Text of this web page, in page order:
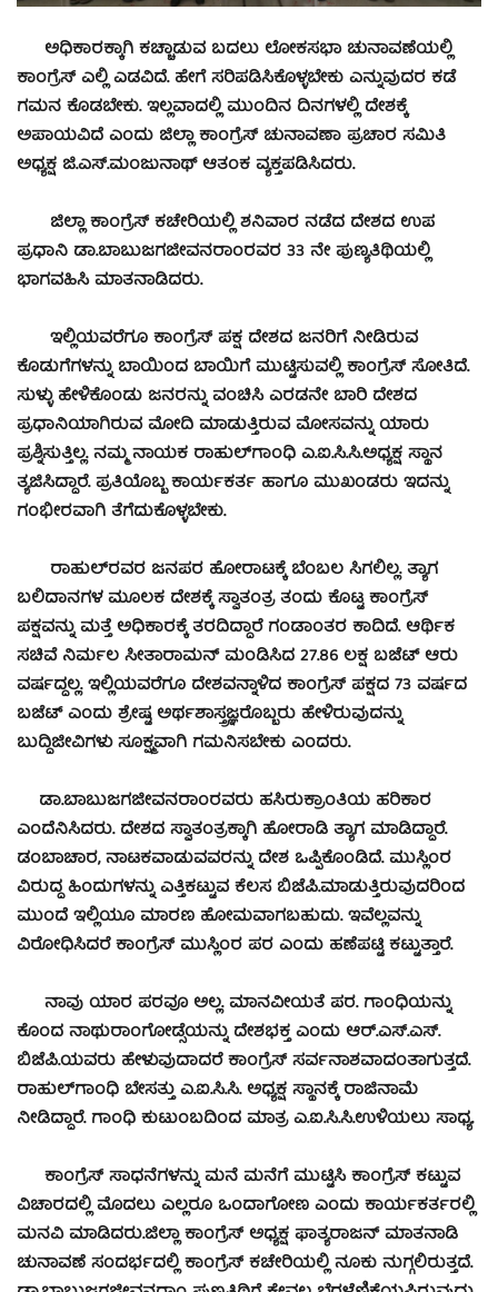
ಅಧಿಕಾರಕ್ಕಾಗಿ ಕಚ್ಚಾಡುವ ಬದಲು ಲೋಕಸಭಾ ಚುನಾವಣೆಯಲ್ಲಿ
ಕಾಂಗ್ರೆಸ್ ಎಲ್ಲಿ ಎಡವಿದೆ. ಹೇಗೆ ಸರಿಪಡಿಸಿಕೊಳ್ಳಬೇಕು ಎನ್ನುವುದರ ಕಡೆ
ಗಮನ ಕೊಡಬೇಕು. ಇಲ್ಲವಾದಲ್ಲಿ ಮುಂದಿನ ದಿನಗಳಲ್ಲಿ ದೇಶಕ್ಕೆ
ಅಪಾಯವಿದೆ ಎಂದು ಜಿಲ್ಲಾ ಕಾಂಗ್ರೆಸ್ ಚುನಾವಣಾ ಪ್ರಚಾರ ಸಮಿತಿ
ಅಧ್ಯಕ್ಷ ಜಿ.ಎಸ್.ಮಂಜುನಾಥ್ ಆತಂಕ ವ್ಯಕ್ತಪಡಿಸಿದರು.
ಜಿಲ್ಲಾ ಕಾಂಗ್ರೆಸ್ ಕಚೇರಿಯಲ್ಲಿ ಶನಿವಾರ ನಡೆದ ದೇಶದ ಉಪ
ಪ್ರಧಾನಿ ಡಾ.ಬಾಬುಜಗಜೀವನರಾಂರವರ 33 ನೇ ಪುಣ್ಯತಿಥಿಯಲ್ಲಿ
ಭಾಗವಹಿಸಿ ಮಾತನಾಡಿದರು.
ಇಲ್ಲಿಯವರೆಗೂ ಕಾಂಗ್ರೆಸ್ ಪಕ್ಷ ದೇಶದ ಜನರಿಗೆ ನೀಡಿರುವ
ಕೊಡುಗೆಗಳನ್ನು ಬಾಯಿಂದ ಬಾಯಿಗೆ ಮುಟ್ಟಿಸುವಲ್ಲಿ ಕಾಂಗ್ರೆಸ್ ಸೋತಿದೆ.
ಸುಳ್ಳು ಹೇಳಿಕೊಂಡು ಜನರನ್ನು ವಂಚಿಸಿ ಎರಡನೇ ಬಾರಿ ದೇಶದ
ಪ್ರಧಾನಿಯಾಗಿರುವ ಮೋದಿ ಮಾಡುತ್ತಿರುವ ಮೋಸವನ್ನು ಯಾರು
ಪ್ರಶ್ನಿಸುತ್ತಿಲ್ಲ. ನಮ್ಮ ನಾಯಕ ರಾಹುಲ್‍ಗಾಂಧಿ ಎ.ಐ.ಸಿ.ಸಿ.ಅಧ್ಯಕ್ಷ ಸ್ಥಾನ
ತ್ಯಜಿಸಿದ್ದಾರೆ. ಪ್ರತಿಯೊಬ್ಬ ಕಾರ್ಯಕರ್ತ ಹಾಗೂ ಮುಖಂಡರು ಇದನ್ನು
ಗಂಭೀರವಾಗಿ ತೆಗೆದುಕೊಳ್ಳಬೇಕು.
ರಾಹುಲ್‍ರವರ ಜನಪರ ಹೋರಾಟಕ್ಕೆ ಬೆಂಬಲ ಸಿಗಲಿಲ್ಲ. ತ್ಯಾಗ
ಬಲಿದಾನಗಳ ಮೂಲಕ ದೇಶಕ್ಕೆ ಸ್ವಾತಂತ್ರ ತಂದು ಕೊಟ್ಟ ಕಾಂಗ್ರೆಸ್
ಪಕ್ಷವನ್ನು ಮತ್ತೆ ಅಧಿಕಾರಕ್ಕೆ ತರದಿದ್ದಾರೆ ಗಂಡಾಂತರ ಕಾದಿದೆ. ಆರ್ಥಿಕ
ಸಚಿವೆ ನಿರ್ಮಲ ಸೀತಾರಾಮನ್ ಮಂಡಿಸಿದ 27.86 ಲಕ್ಷ ಬಜೆಟ್ ಆರು
ವರ್ಷದ್ದಲ್ಲ. ಇಲ್ಲಿಯವರೆಗೂ ದೇಶವನ್ನಾಳಿದ ಕಾಂಗ್ರೆಸ್ ಪಕ್ಷದ 73 ವರ್ಷದ
ಬಜೆಟ್ ಎಂದು ಶ್ರೇಷ್ಟ ಅರ್ಥಶಾಸ್ತ್ರಜ್ಞರೊಬ್ಬರು ಹೇಳಿರುವುದನ್ನು
ಬುದ್ದಿಜೀವಿಗಳು ಸೂಕ್ಷ್ಮವಾಗಿ ಗಮನಿಸಬೇಕು ಎಂದರು.
ಡಾ.ಬಾಬುಜಗಜೀವನರಾಂರವರು ಹಸಿರುಕ್ರಾಂತಿಯ ಹರಿಕಾರ
ಎಂದೆನಿಸಿದರು. ದೇಶದ ಸ್ವಾತಂತ್ರಕ್ಕಾಗಿ ಹೋರಾಡಿ ತ್ಯಾಗ ಮಾಡಿದ್ದಾರೆ.
ಡಂಬಾಚಾರ, ನಾಟಕವಾಡುವವರನ್ನು ದೇಶ ಒಪ್ಪಿಕೊಂಡಿದೆ. ಮುಸ್ಲಿಂರ
ವಿರುದ್ದ ಹಿಂದುಗಳನ್ನು ಎತ್ತಿಕಟ್ಟುವ ಕೆಲಸ ಬಿಜೆಪಿ.ಮಾಡುತ್ತಿರುವುದರಿಂದ
ಮುಂದೆ ಇಲ್ಲಿಯೂ ಮಾರಣ ಹೋಮವಾಗಬಹುದು. ಇವೆಲ್ಲವನ್ನು
ವಿರೋಧಿಸಿದರೆ ಕಾಂಗ್ರೆಸ್ ಮುಸ್ಲಿಂರ ಪರ ಎಂದು ಹಣೆಪಟ್ಟಿ ಕಟ್ಟುತ್ತಾರೆ.
ನಾವು ಯಾರ ಪರವೂ ಅಲ್ಲ. ಮಾನವೀಯತೆ ಪರ. ಗಾಂಧಿಯನ್ನು
ಕೊಂದ ನಾಥುರಾಂಗೋಡ್ಸೆಯನ್ನು ದೇಶಭಕ್ತ ಎಂದು ಆರ್.ಎಸ್.ಎಸ್.
ಬಿಜೆಪಿ.ಯವರು ಹೇಳುವುದಾದರೆ ಕಾಂಗ್ರೆಸ್ ಸರ್ವನಾಶವಾದಂತಾಗುತ್ತದೆ.
ರಾಹುಲ್‍ಗಾಂಧಿ ಬೇಸತ್ತು ಎ.ಐ.ಸಿ.ಸಿ. ಅಧ್ಯಕ್ಷ ಸ್ಥಾನಕ್ಕೆ ರಾಜಿನಾಮೆ
ನೀಡಿದ್ದಾರೆ. ಗಾಂಧಿ ಕುಟುಂಬದಿಂದ ಮಾತ್ರ ಎ.ಐ.ಸಿ.ಸಿ.ಉಳಿಯಲು ಸಾಧ್ಯ.
ಕಾಂಗ್ರೆಸ್ ಸಾಧನೆಗಳನ್ನು ಮನೆ ಮನೆಗೆ ಮುಟ್ಟಿಸಿ ಕಾಂಗ್ರೆಸ್ ಕಟ್ಟುವ
ವಿಚಾರದಲ್ಲಿ ಮೊದಲು ಎಲ್ಲರೂ ಒಂದಾಗೋಣ ಎಂದು ಕಾರ್ಯಕರ್ತರಲ್ಲಿ
ಮನವಿ ಮಾಡಿದರು.ಜಿಲ್ಲಾ ಕಾಂಗ್ರೆಸ್ ಅಧ್ಯಕ್ಷ ಫಾತ್ಯರಾಜನ್ ಮಾತನಾಡಿ
ಚುನಾವಣೆ ಸಂದರ್ಭದಲ್ಲಿ ಕಾಂಗ್ರೆಸ್ ಕಚೇರಿಯಲ್ಲಿ ನೂಕು ನುಗ್ಗಲಿರುತ್ತದೆ.